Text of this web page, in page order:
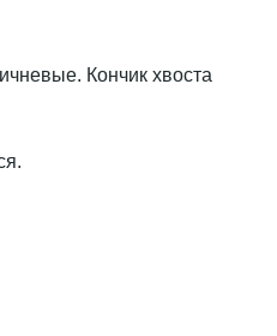
Кончик хвоста